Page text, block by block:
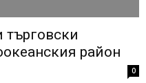
търговски
район
0